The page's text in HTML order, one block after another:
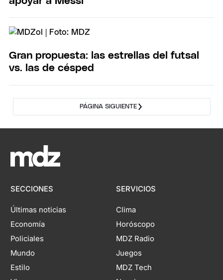
Gran propuesta: las estrellas del futsal
vs. las de césped
PÁGINA SIGUIENTE
SECCIONES
Últimas noticias
Economía
Policiales
Mundo
Estilo
SERVICIOS
Clima
Horóscopo
MDZ Radio
Juegos
MDZ Tech